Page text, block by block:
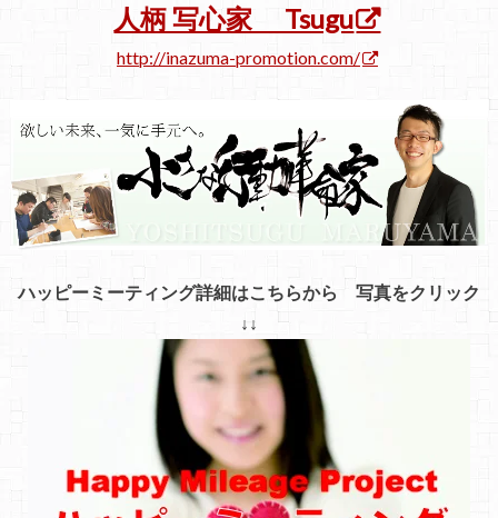
人柄 写心家 Tsugu
http://inazuma-promotion.com/
ハッピーミーティング詳細はこちらから 写真をクリック
↓↓